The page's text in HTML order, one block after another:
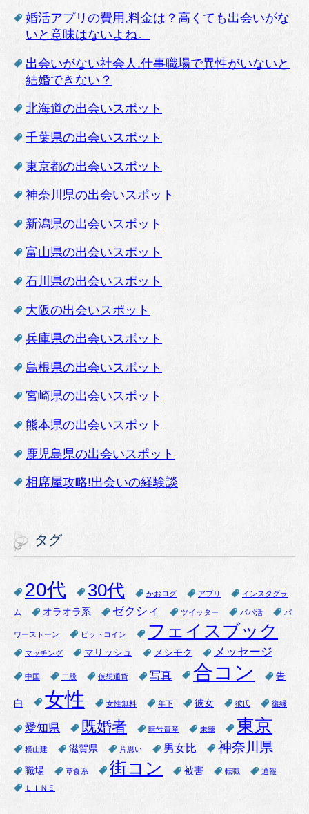
婚活アプリの費用,料金は？高くても出会いがな
いと意味はないよね。
出会いがない社会人.仕事職場で異性がいないと
結婚できない？
北海道の出会いスポット
千葉県の出会いスポット
東京都の出会いスポット
神奈川県の出会いスポット
新潟県の出会いスポット
富山県の出会いスポット
石川県の出会いスポット
大阪の出会いスポット
兵庫県の出会いスポット
島根県の出会いスポット
宮崎県の出会いスポット
熊本県の出会いスポット
鹿児島県の出会いスポット
相席屋攻略!出会いの経験談
タグ
20代 30代 かおログ アプリ インスタグラ
ム オラオラ系 ゼクシィ ツイッター パパ活 パ
ワーストーン ビットコイン フェイスブック
マッチング マリッシュ メシモク メッセージ
中国 二股 仮想通貨 写真 合コン 告
白 女性 女性無料 年下 彼女 彼氏 復縁
愛知県 既婚者 暗号資産 未練 東京
横山建 滋賀県 片思い 男女比 神奈川県
職場 草食系 街コン 被害 転職
通報
ＬＩＮＥ